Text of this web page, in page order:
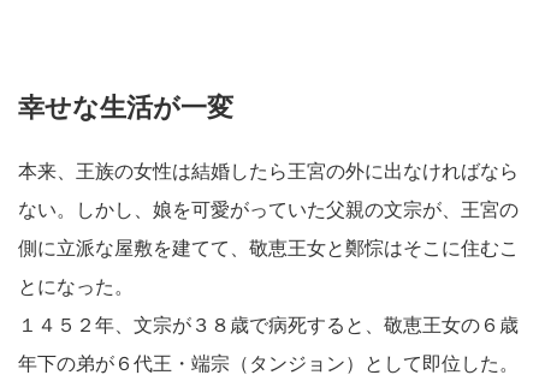
幸せな生活が一変
本来、王族の女性は結婚したら王宮の外に出なければなら
ない。しかし、娘を可愛がっていた父親の文宗が、王宮の
側に立派な屋敷を建てて、敬恵王女と鄭悰はそこに住むこ
とになった。
１４５２年、文宗が３８歳で病死すると、敬恵王女の６歳
年下の弟が６代王・端宗（タンジョン）として即位した。